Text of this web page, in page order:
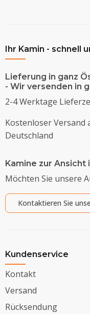
Ihr Kamin - schnell
Lieferung in ganz
- Wir versenden in
2-4 Werktage
Kostenloser Versand
Deutschland
Kamine zur Ansicht
Möchten Sie unsere
Kontaktieren Sie
Kundenservice
Kontakt
Versand
Rücksendung